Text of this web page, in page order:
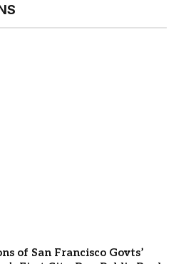
of San Francisco Govts’